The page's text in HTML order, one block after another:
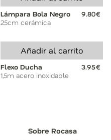
Lámpara Bola Negro
9.80€
25cm cerámica
Añadir al carrito
Flexo Ducha
3.95€
1,5m acero inoxidable
Sobre Rocasa